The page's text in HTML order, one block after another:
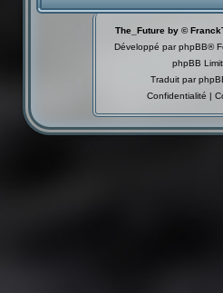
The_Future by ©
Développé parphpBB®
phpBB
Traduit par
Confidentialité